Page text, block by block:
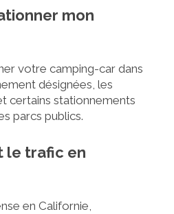
mon
votre camping-car dans
désignées, les
certains stationnements
parcs publics.
le trafic en
en Californie,